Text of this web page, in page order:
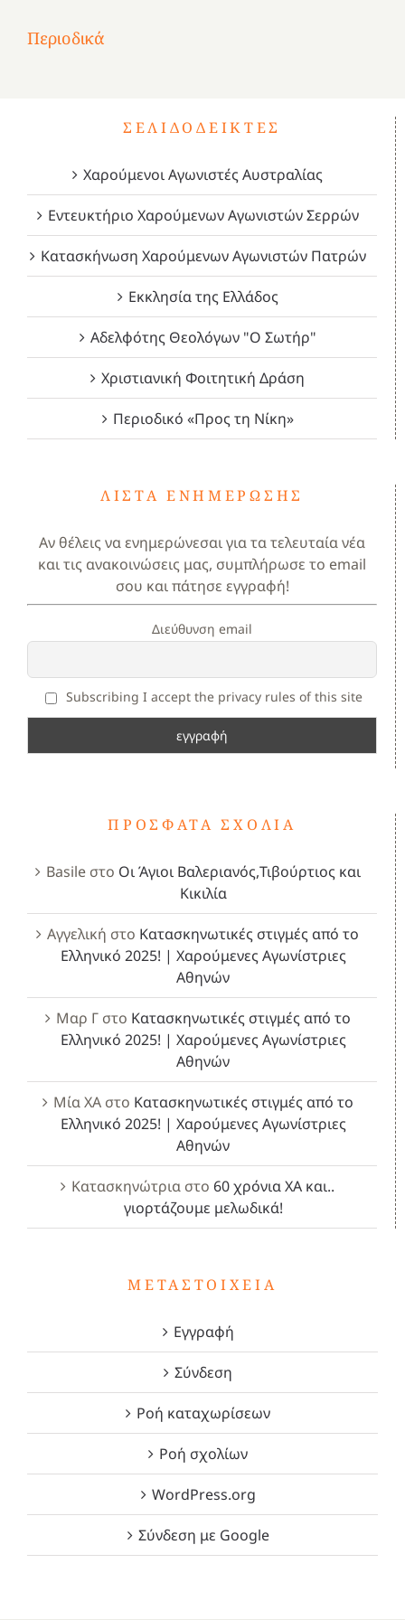
Περιοδικά
1821
Δεκέμβριος
2023!
Μάιος
2023!
Μάρτιος
2023!
ΣΕΛΙΔΟΔΕΊΚΤΕΣ
Χαρούμενοι Αγωνιστές Αυστραλίας
Εντευκτήριο Χαρούμενων Αγωνιστών Σερρών
Κατασκήνωση Χαρούμενων Αγωνιστών Πατρών
Εκκλησία της Ελλάδος
Αδελφότης Θεολόγων "Ο Σωτήρ"
Χριστιανική Φοιτητική Δράση
Περιοδικό «Προς τη Νίκη»
ΛΊΣΤΑ ΕΝΗΜΈΡΩΣΗΣ
Αν θέλεις να ενημερώνεσαι για τα τελευταία νέα
και τις ανακοινώσεις μας, συμπλήρωσε το email
σου και πάτησε εγγραφή!
Διεύθυνση email
Subscribing I accept the privacy rules of this site
ΠΡΌΣΦΑΤΑ ΣΧΌΛΙΑ
Basileστο Οι Άγιοι Βαλεριανός,Τιβούρτιος και
Κικιλία
Αγγελική στο Κατασκηνωτικές στιγμές από το
Ελληνικό 2025! | Χαρούμενες Αγωνίστριες
Αθηνών
Μαρ Γστο Κατασκηνωτικές στιγμές από το
Ελληνικό 2025! | Χαρούμενες Αγωνίστριες
Αθηνών
Μία ΧΑστο Κατασκηνωτικές στιγμές από το
Ελληνικό 2025! | Χαρούμενες Αγωνίστριες
Αθηνών
Κατασκηνώτρια στο 60 χρόνια ΧΑ και..
γιορτάζουμε μελωδικά!
ΜΕΤΑΣΤΟΙΧΕΊΑ
Εγγραφή
Σύνδεση
Ροή καταχωρίσεων
Ροή σχολίων
WordPress.org
Σύνδεση με Google